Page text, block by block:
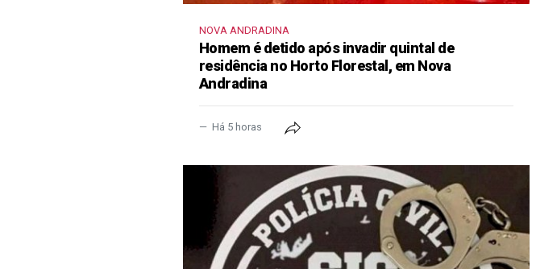
NOVA ANDRADINA
Homem é detido após invadir quintal de
residência no Horto Florestal, em Nova
Andradina
Há 5 horas